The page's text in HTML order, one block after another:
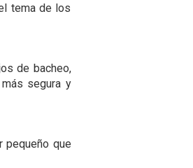
tema de los
de bacheo,
segura y
pequeño que